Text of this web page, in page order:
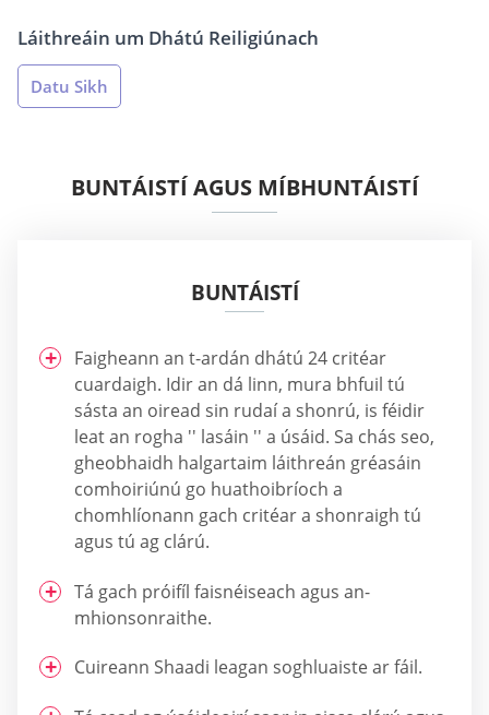
Láithreáin um Dhátú Reiligiúnach
Datu Sikh
BUNTÁISTÍ AGUS MÍBHUNTÁISTÍ
BUNTÁISTÍ
Faigheann an t-ardán dhátú 24 critéar
cuardaigh. Idir an dá linn, mura bhfuil tú
sásta an oiread sin rudaí a shonrú, is féidir
leat an rogha '' lasáin '' a úsáid. Sa chás seo,
gheobhaidh halgartaim láithreán gréasáin
comhoiriúnú go huathoibríoch a
chomhlíonann gach critéar a shonraigh tú
agus tú ag clárú.
Tá gach próifíl faisnéiseach agus an-
mhionsonraithe.
Cuireann Shaadi leagan soghluaiste ar fáil.